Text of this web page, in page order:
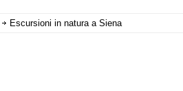
Escursioni in natura a Siena